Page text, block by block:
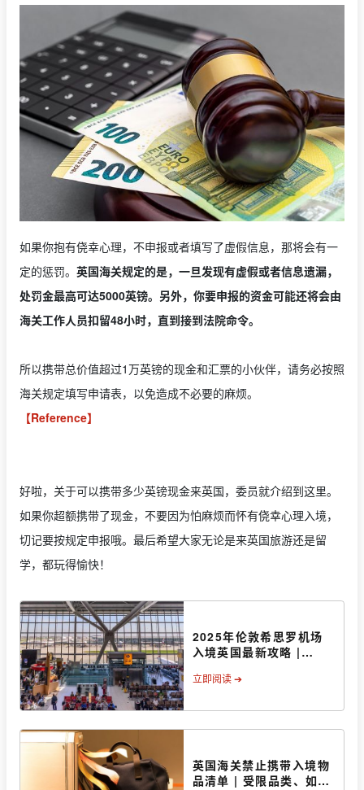
如果你抱有侥幸心理，不申报或者填写了虚假信息，那将会有一
定的惩罚。 英国海关规定的是，一旦发现有虚假或者信息遗漏，
处罚金最高可达5000英镑。另外，你要申报的资金可能还将会由
海关工作人员扣留48小时，直到接到法院命令。
所以携带总价值超过1万英镑的现金和汇票的小伙伴，请务必按照
海关规定填写申请表，以免造成不必要的麻烦。
【Reference】
好啦，关于可以携带多少英镑现金来英国，委员就介绍到这里。
如果你超额携带了现金，不要因为怕麻烦而怀有侥幸心理入境，
切记要按规定申报哦。最后希望大家无论是来英国旅游还是留
学，都玩得愉快！
2025年伦敦希思罗机场
入境英国最新攻略 |
立即阅读 ➔
英国海关禁止携带入境物
品清单 | 受限品类、如何